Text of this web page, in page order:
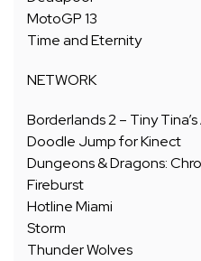
MotoGP 13
Time and Eternity
NETWORK
Borderlands 2 – Tiny
Doodle Jump for Kinect
Dungeons & Dragons:
Fireburst
Hotline Miami
Storm
Thunder Wolves